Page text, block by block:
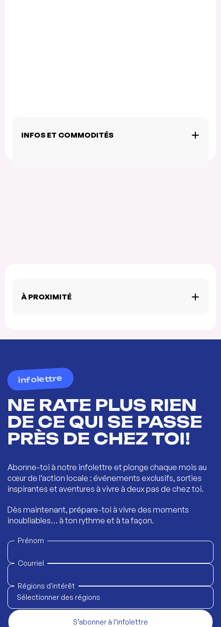
INFOS ET COMMODITÉS
À PROXIMITÉ
infolettre
NE RATE PLUS RIEN
DE CE QUI SE PASSE
PRÈS DE CHEZ TOI!
Abonne-toi à notre infolettre et plonge chaque mois au
cœur de l’action locale : événements exclusifs, sorties
inspirantes et aventures à vivre à deux pas de chez toi.
Dès maintenant, prépare-toi à vivre des moments
inoubliables… à ton rythme et à ta façon.
Prénom
Courriel
Régions d'intérêt
Sélectionner des régions
S’abonner à l’infolettre